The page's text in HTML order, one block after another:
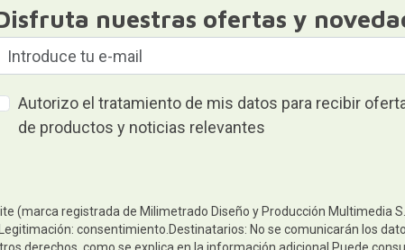
nuestras ofertas y
Autorizo el tratamiento de mis datos para recibir
de productos y noticias relevantes
(marca registrada de Milimetrado Diseño y Producción Multimedia
consentimiento.Destinatarios: No se comunicarán los
derechos, como se explica en la información adicional.Puede